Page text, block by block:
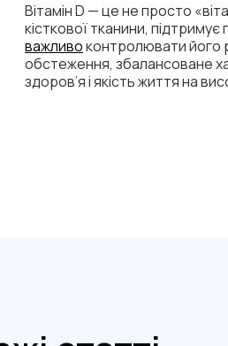
Вітамін D — це не просто
кісткової тканини,
важливоконтролювати його
обстеження, збалансоване
здоров’я і якість життя на